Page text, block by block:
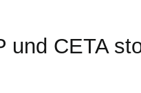
und CETA